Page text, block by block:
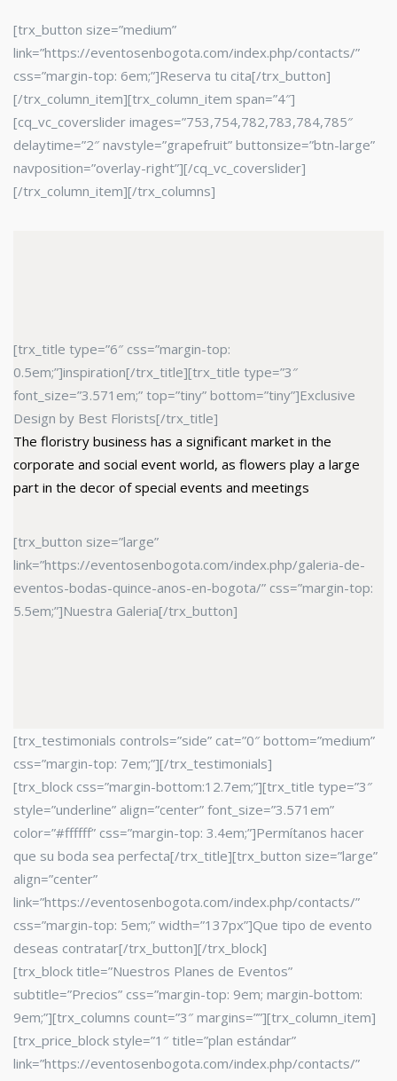
[trx_button size=”medium”
link=”https://eventosenbogota.com/index.php/contacts/”
css=”margin-top: 6em;”]Reserva tu cita[/trx_button]
[/trx_column_item][trx_column_item span=”4″]
[cq_vc_coverslider images=”753,754,782,783,784,785″
delaytime=”2″ navstyle=”grapefruit” buttonsize=”btn-large”
navposition=”overlay-right”][/cq_vc_coverslider]
[/trx_column_item][/trx_columns]
[trx_title type=”6″ css=”margin-top:
0.5em;”]inspiration[/trx_title][trx_title type=”3″
font_size=”3.571em;” top=”tiny” bottom=”tiny”]Exclusive
Design by Best Florists[/trx_title]
The floristry business has a significant market in the
corporate and social event world, as flowers play a large
part in the decor of special events and meetings
[trx_button size=”large”
link=”https://eventosenbogota.com/index.php/galeria-de-
eventos-bodas-quince-anos-en-bogota/” css=”margin-top:
5.5em;”]Nuestra Galeria[/trx_button]
[trx_testimonials controls=”side” cat=”0″ bottom=”medium”
css=”margin-top: 7em;”][/trx_testimonials]
[trx_block css=”margin-bottom:12.7em;”][trx_title type=”3″
style=”underline” align=”center” font_size=”3.571em”
color=”#ffffff” css=”margin-top: 3.4em;”]Permítanos hacer
que su boda sea perfecta[/trx_title][trx_button size=”large”
align=”center”
link=”https://eventosenbogota.com/index.php/contacts/”
css=”margin-top: 5em;” width=”137px”]Que tipo de evento
deseas contratar[/trx_button][/trx_block]
[trx_block title=”Nuestros Planes de Eventos”
subtitle=”Precios” css=”margin-top: 9em; margin-bottom:
9em;”][trx_columns count=”3″ margins=””][trx_column_item]
[trx_price_block style=”1″ title=”plan estándar”
link=”https://eventosenbogota.com/index.php/contacts/”